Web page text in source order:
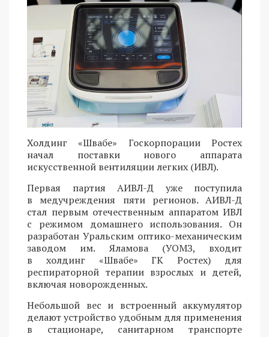
Холдинг «Швабе» Госкорпорации Ростех
начал поставки нового аппарата
искусственной вентиляции легких (ИВЛ).
Первая партия АИВЛ-Д уже поступила
в медучреждения пяти регионов. АИВЛ-Д
стал первым отечественным аппаратом ИВЛ
с режимом домашнего использования. Он
разработан Уральским оптико-механическим
заводом им. Яламова (УОМЗ, входит
в холдинг «Швабе» ГК Ростех) для
респираторной терапии взрослых и детей,
включая новорожденных.
Небольшой вес и встроенный аккумулятор
делают устройство удобным для применения
в стационаре, санитарном транспорте